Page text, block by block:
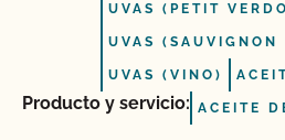
UVAS (PETIT
UVAS (SAUVIGNON
UVAS (VINO)
Producto y servicio: ACEITE